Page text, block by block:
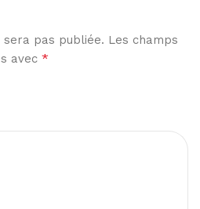
pas publiée. Les champs
avec *